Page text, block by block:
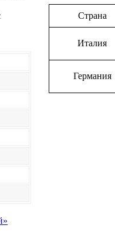
Страна
Италия
Германия